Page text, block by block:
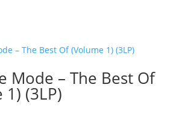
Mode – The Best Of
(3LP)